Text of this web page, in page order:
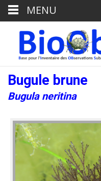
Bugule brune
Bugula neritina
MENU